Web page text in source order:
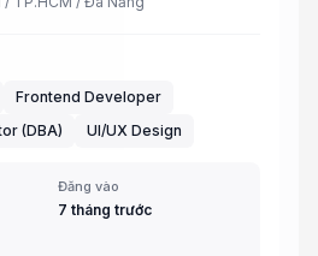
Frontend Developer
(DBA)
UI/UX Design
Đăng vào
7 tháng trước